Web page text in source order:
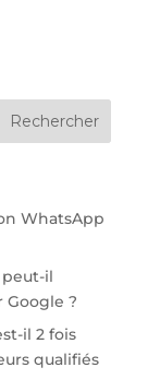
WhatsApp
il
Google ?
il 2 fois
qualifiés